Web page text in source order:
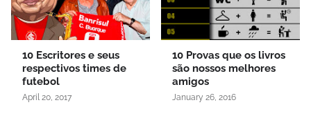
10 Escritores e seus
respectivos times de
futebol
April 20, 2017
10 Provas que os livros
são nossos melhores
amigos
January 26, 2016